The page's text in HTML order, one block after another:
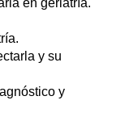
en geriatría.
y su
y